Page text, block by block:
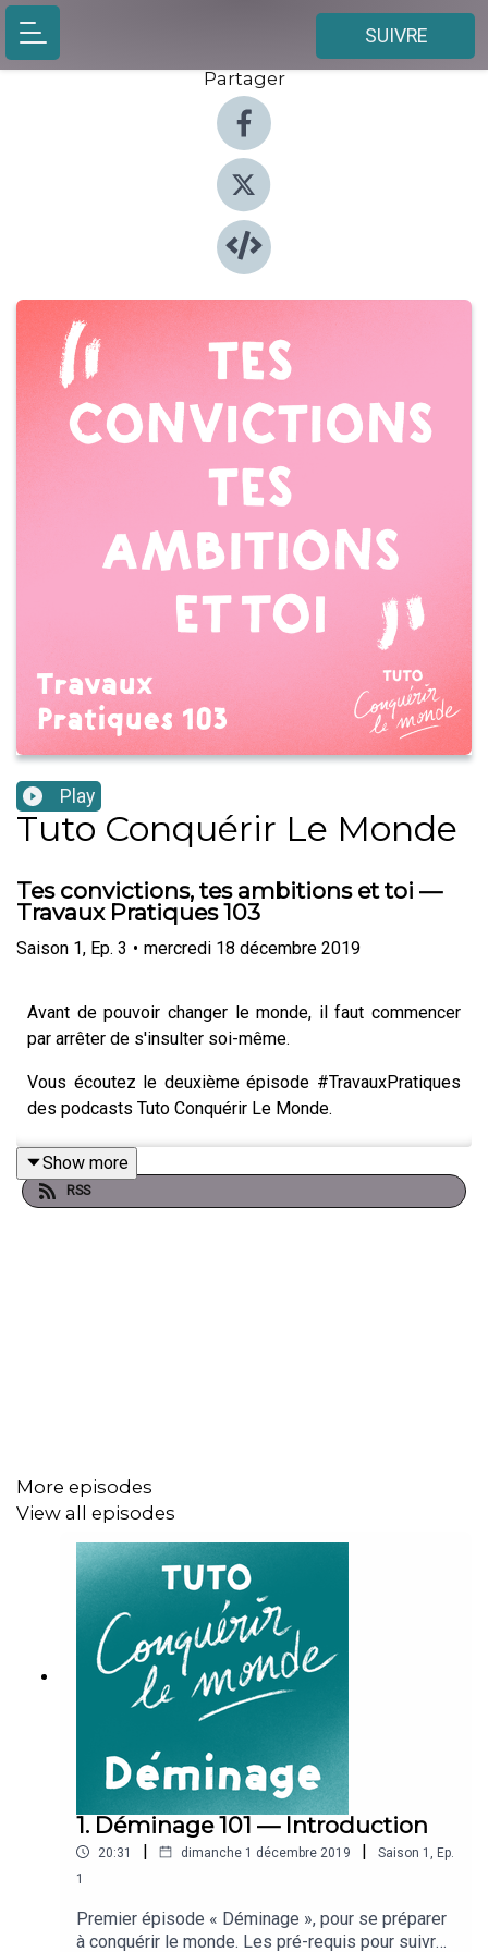
SUIVRE
Partager
Play
Tuto Conquérir Le Monde
Tes convictions, tes ambitions et toi —
Travaux Pratiques 103
Saison 1, Ep. 3 • mercredi 18 décembre 2019
Avant de pouvoir changer le monde, il faut commencer
par arrêter de s'insulter soi-même.
Vous écoutez le deuxième épisode #TravauxPratiques
des podcasts Tuto Conquérir Le Monde.
Dans cet épisode :
Les autres podcast Tuto Conquérir Le Monde :
Activistes !
—Une nouvelle approche de l'action
co-produit et co-présenté par
Les Impertinentes
— Interviews de femmes libres et
Participez à la communauté Tuto Conquérir Le Monde :
*Par email àtutoconquerirlemonde[at]gmail.com
*Sur Instagram :
*Sur Facebook : Tuto Conquérir Le Monde
Show more
RSS
More episodes
View all episodes
1. Déminage 101 — Introduction
20:31 | dimanche 1 décembre 2019 | Saison 1 , Ep.
1
Premier épisode « Déminage », pour se préparer
à conquérir le monde. Les pré-requis pour suivre